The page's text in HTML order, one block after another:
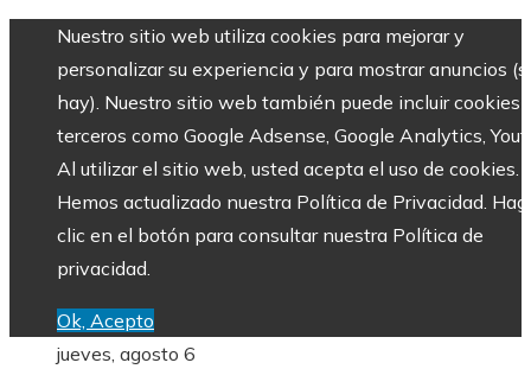
Nuestro sitio web utiliza cookies para mejorar y
personalizar su experiencia y para mostrar anuncios
hay). Nuestro sitio web también puede incluir cookies
terceros como Google Adsense, Google Analytics,
Al utilizar el sitio web, usted acepta el uso de cookies.
Hemos actualizado nuestra Política de Privacidad.
clic en el botón para consultar nuestra Política de
privacidad.
Ok, Acepto
jueves, agosto 6